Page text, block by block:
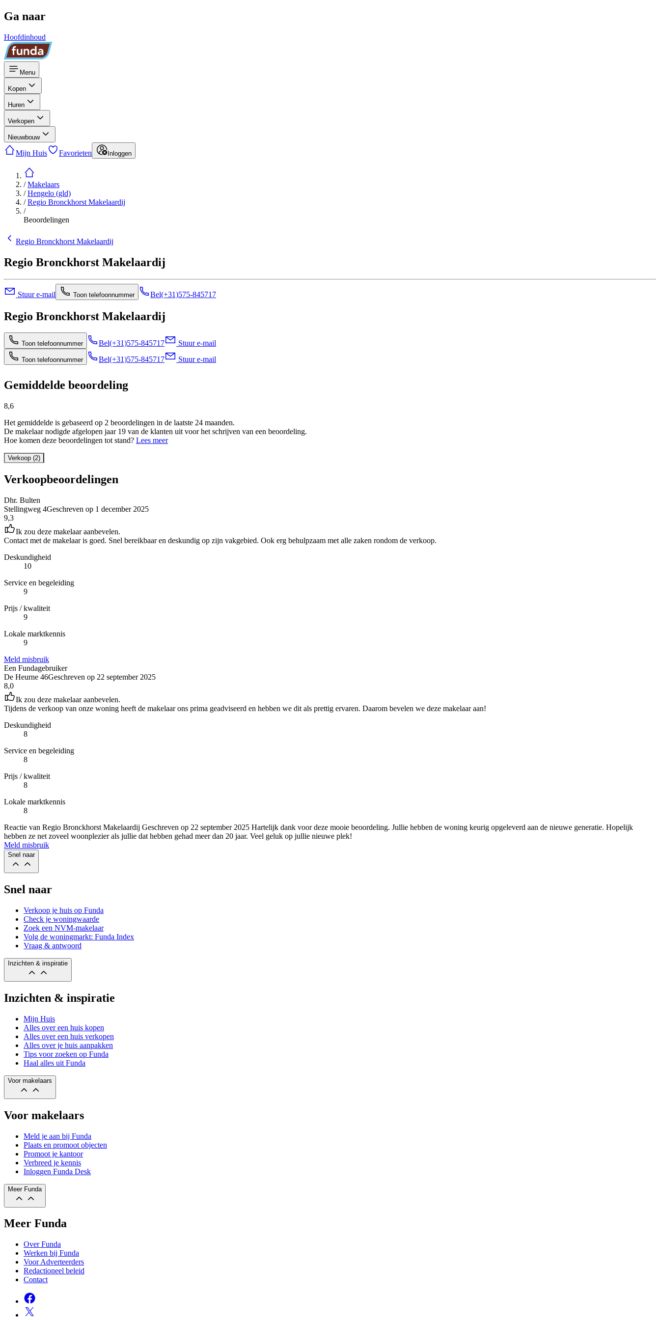
Ga naar
Hoofdinhoud
Menu
Kopen
Huren
Verkopen
Nieuwbouw
Mijn Huis Favorieten Inloggen
/Makelaars
/Hengelo (gld)
/Regio Bronckhorst Makelaardij
/
Beoordelingen
Regio Bronckhorst Makelaardij
Regio Bronckhorst Makelaardij
Stuur e-mail Toon telefoonnummer Bel(+31)575-845717
Regio Bronckhorst Makelaardij
Toon telefoonnummer Bel(+31)575-845717 Stuur e-mail
Toon telefoonnummer Bel(+31)575-845717 Stuur e-mail
Gemiddelde beoordeling
8,6
Het gemiddelde is gebaseerd op 2 beoordelingen in de laatste 24 maanden.
De makelaar nodigde afgelopen jaar 19 van de klanten uit voor het schrijven van een beoordeling.
Hoe komen deze beoordelingen tot stand? Lees meer
Verkoop (2)
Verkoopbeoordelingen
Dhr. Bulten
Stellingweg 4Geschreven op 1 december 2025
9,3
Ik zou deze makelaar aanbevelen.
Contact met de makelaar is goed. Snel bereikbaar en deskundig op zijn vakgebied. Ook erg behulpzaam met alle zaken rondom de verkoop.
Deskundigheid
10
Service en begeleiding
9
Prijs / kwaliteit
9
Lokale marktkennis
9
Meld misbruik
Een Fundagebruiker
De Heurne 46Geschreven op 22 september 2025
8,0
Ik zou deze makelaar aanbevelen.
Tijdens de verkoop van onze woning heeft de makelaar ons prima geadviseerd en hebben we dit als prettig ervaren. Daarom bevelen we deze makelaar aan!
Deskundigheid
8
Service en begeleiding
8
Prijs / kwaliteit
8
Lokale marktkennis
8
Reactie van Regio Bronckhorst Makelaardij Geschreven op 22 september 2025 Hartelijk dank voor deze mooie beoordeling. Jullie hebben de woning keurig opgeleverd aan de nieuwe generatie. Hopelijk
hebben ze net zoveel woonplezier als jullie dat hebben gehad meer dan 20 jaar. Veel geluk op jullie nieuwe plek!
Meld misbruik
Snel naar
Snel naar
Verkoop je huis op Funda
Check je woningwaarde
Zoek een NVM-makelaar
Volg de woningmarkt: Funda Index
Vraag & antwoord
Inzichten & inspiratie
Inzichten & inspiratie
Mijn Huis
Alles over een huis kopen
Alles over een huis verkopen
Alles over je huis aanpakken
Tips voor zoeken op Funda
Haal alles uit Funda
Voor makelaars
Voor makelaars
Meld je aan bij Funda
Plaats en promoot objecten
Promoot je kantoor
Verbreed je kennis
Inloggen Funda Desk
Meer Funda
Meer Funda
Over Funda
Werken bij Funda
Voor Adverteerders
Redactioneel beleid
Contact